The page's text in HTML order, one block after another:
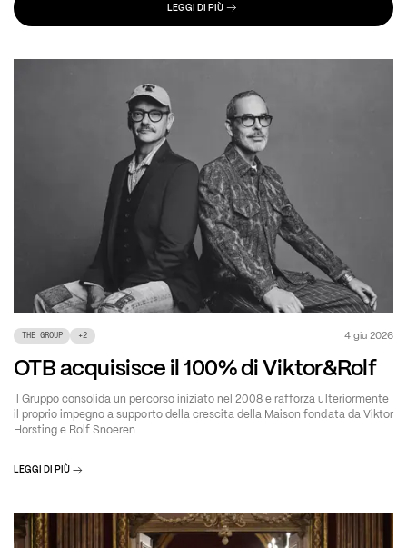
LEGGI DI PIÙ
THE GROUP +2 4 giu 2026
OTB acquisisce il 100% di Viktor&Rolf
Il Gruppo consolida un percorso iniziato nel 2008 e rafforza ulteriormente
il proprio impegno a supporto della crescita della Maison fondata da Viktor
Horsting e Rolf Snoeren
LEGGI DI PIÙ